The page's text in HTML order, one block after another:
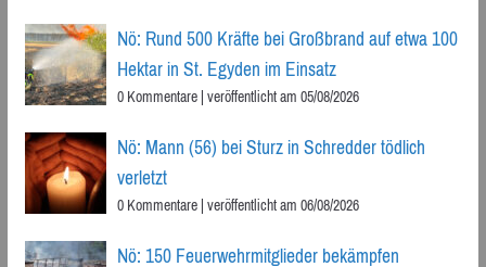
Nö: Rund 500 Kräfte bei Großbrand auf etwa 100
Hektar in St. Egyden im Einsatz
0 Kommentare|veröffentlicht am 05/08/2026
Nö: Mann (56) bei Sturz in Schredder tödlich
verletzt
0 Kommentare|veröffentlicht am 06/08/2026
Nö: 150 Feuerwehrmitglieder bekämpfen